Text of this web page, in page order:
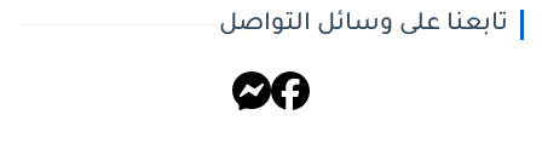
تابعنا على وسائل التواصل